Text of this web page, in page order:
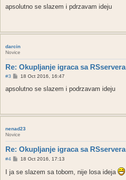
s
apsolutno se slazem i pdrzavam ideju
darcin
Novice
Re: Okupljanje igraca sa RSservera
#3
P
s
18 Oct 2016, 16:47
apsolutno se slazem i podrzavam ideju
nenad23
Novice
Re: Okupljanje igraca sa RSservera
#4
P
s
t
18 Oct 2016, 17:13
I ja se slazem sa tobom, nije losa ideja